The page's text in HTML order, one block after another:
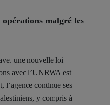
opérations malgré les
une nouvelle loi
avec l’UNRWA est
l’agence continue ses
y compris à